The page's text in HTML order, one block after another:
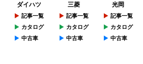
ダイハツ
記事一覧
カタログ
中古車
三菱
記事一覧
カタログ
中古車
光岡
記事一覧
カタログ
中古車